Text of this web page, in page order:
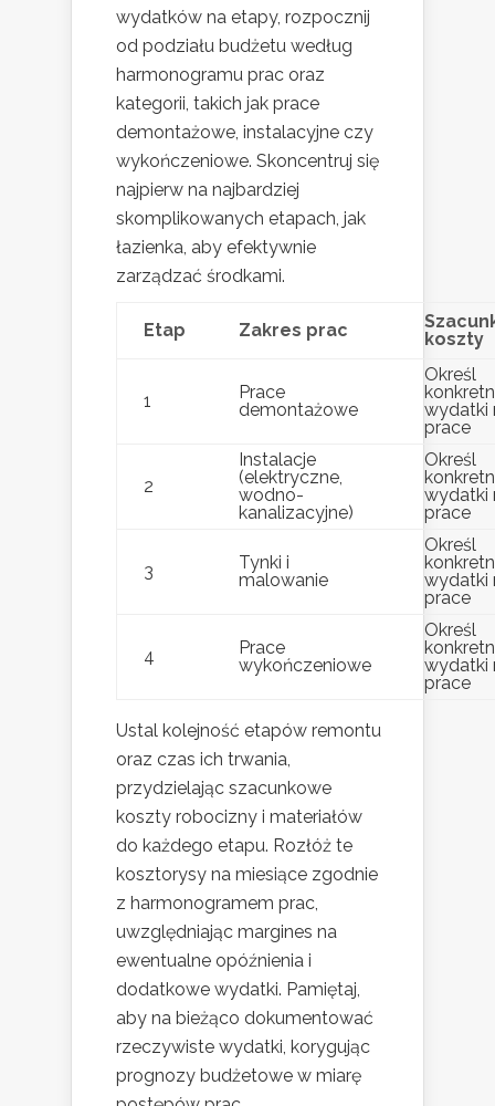
wydatków na etapy, rozpocznij
od podziału budżetu według
harmonogramu prac oraz
kategorii, takich jak prace
demontażowe, instalacyjne czy
wykończeniowe. Skoncentruj się
najpierw na najbardziej
skomplikowanych etapach, jak
łazienka, aby efektywnie
zarządzać środkami.
Etap Zakres prac
koszty
1
Prace
demontażowe
Określ
wydatki
prace
2
Instalacje
(elektryczne,
wodno-
kanalizacyjne)
Określ
wydatki
prace
3
Tynki i
malowanie
Określ
wydatki
prace
4
Prace
wykończeniowe
Określ
wydatki
prace
Ustal kolejność etapów remontu
oraz czas ich trwania,
przydzielając szacunkowe
koszty robocizny i materiałów
do każdego etapu. Rozłóż te
kosztorysy na miesiące zgodnie
z harmonogramem prac,
uwzględniając margines na
ewentualne opóźnienia i
dodatkowe wydatki. Pamiętaj,
aby na bieżąco dokumentować
rzeczywiste wydatki, korygując
prognozy budżetowe w miarę